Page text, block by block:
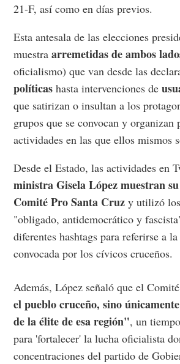
21-F, así como en días previos.
Esta antesala de las elecciones
muestraarremetidas de ambos
oficialismo) que van desde las
políticas hasta intervenciones de
que satirizan o insultan a los
grupos que se convocan y organizan
actividades en las que ellos mismos
Desde el Estado, las actividades en
ministra Gisela López muestran
Comité Pro Santa Cruz y utilizó
"obligado, antidemocrático y
diferentes hashtags para referirse a
convocada por los cívicos cruceños.
Además, López señaló que el Comité
el pueblo cruceño, sino
de la élite de esa región", un
para 'fortalecer' la lucha oficialista
concentraciones del partido de